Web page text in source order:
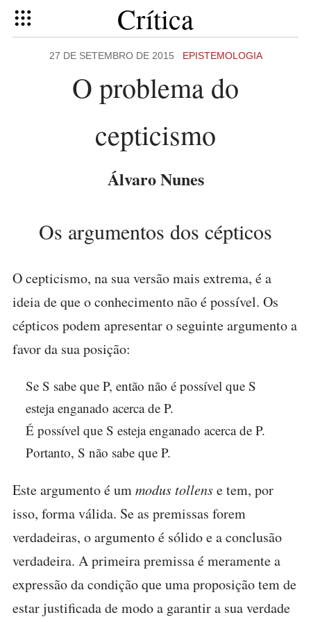
Crítica
27 DE SETEMBRO DE 2015 EPISTEMOLOGIA
O problema do
cepticismo
Álvaro Nunes
Os argumentos dos cépticos
O cepticismo, na sua versão mais extrema, é a
ideia de que o conhecimento não é possível. Os
cépticos podem apresentar o seguinte argumento a
favor da sua posição:
Se S sabe que P, então não é possível que S
esteja enganado acerca de P.
É possível que S esteja enganado acerca de P.
Portanto, S não sabe que P.
Este argumento é ummodus tollense tem, por
isso, forma válida. Se as premissas forem
verdadeiras, o argumento é sólido e a conclusão
verdadeira. A primeira premissa é meramente a
expressão da condição que uma proposição tem de
estar justificada de modo a garantir a sua verdade